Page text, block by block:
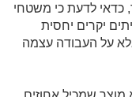
כדאי לדעת כי משטחי
יקרים יחסית
על העבודה עצמה